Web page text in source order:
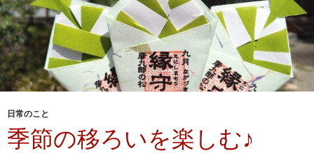
日常のこと
季節の移ろいを楽しむ♪